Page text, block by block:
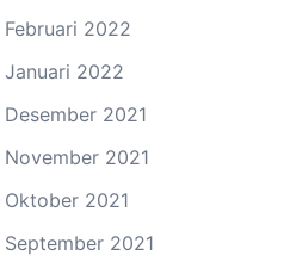
Februari 2022
Januari 2022
Desember 2021
November 2021
Oktober 2021
September 2021